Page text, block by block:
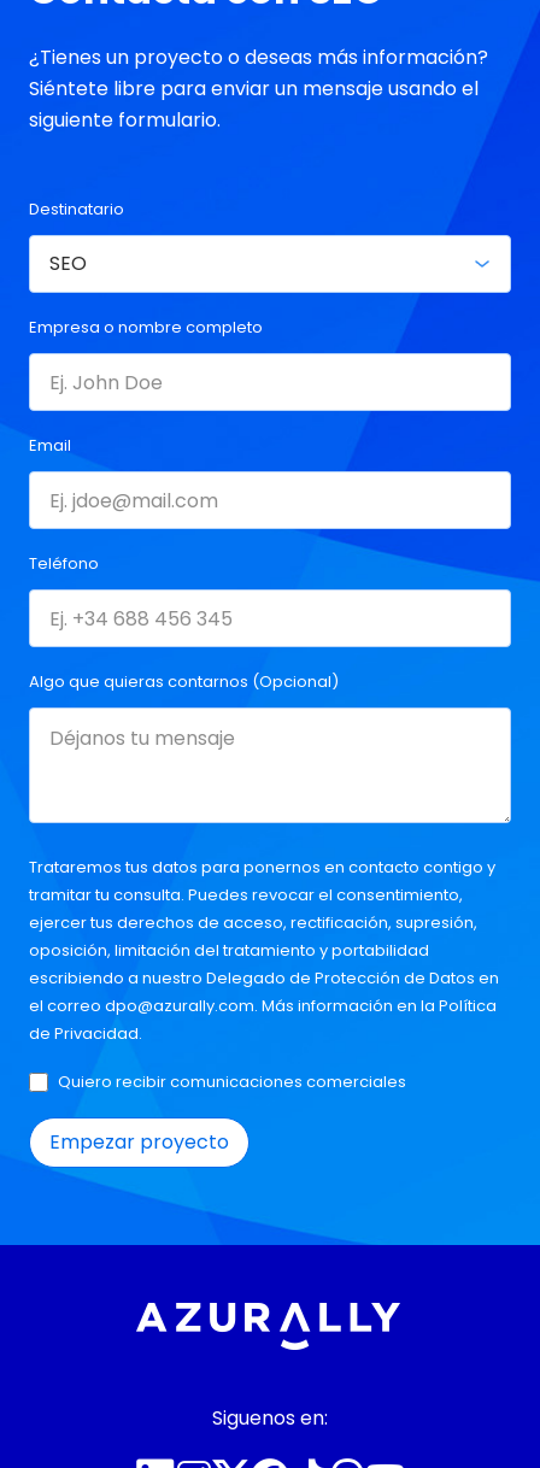
otras plataformas comunitarias se posicionan en
el centro absoluto de cualquier estrategia SEO
avanzada.
¿Tienes un proyecto o deseas más información?
Siéntete libre para enviar un mensaje usando el
siguiente formulario.
Destinatario
Empresa o nombre completo
Email
Teléfono
Algo que quieras contarnos (Opcional)
Trataremos tus datos para ponernos en contacto contigo y
tramitar tu consulta. Puedes revocar el consentimiento,
ejercer tus derechos de acceso, rectificación, supresión,
oposición, limitación del tratamiento y portabilidad
escribiendo a nuestro Delegado de Protección de Datos en
el correo dpo@azurally.com. Más información en la Política
de Privacidad.
Quiero recibir comunicaciones comerciales
Siguenos en: